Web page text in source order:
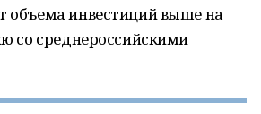
объема инвестиций выше на
со среднероссийскими